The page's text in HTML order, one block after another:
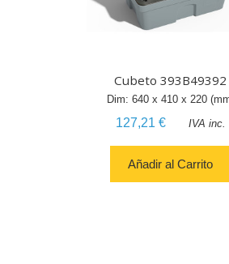
Cubeto 393B49392
Dim: 640 x 410 x 220
127,21 € IVA inc.
Añadir al Carrito